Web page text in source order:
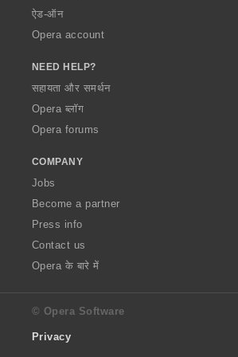
ऐड-ऑन
Opera account
NEED HELP?
सहायता और समर्थन
Opera ब्लॉग
Opera forums
COMPANY
Jobs
Become a partner
Press info
Contact us
Opera के बारे में
© Opera Software
Privacy